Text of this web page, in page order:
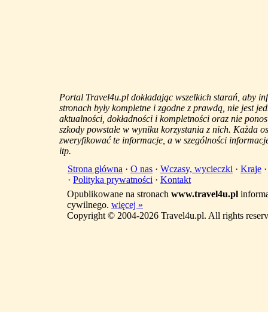
Portal Travel4u.pl dokładając wszelkich starań, aby
stronach były kompletne i zgodne z prawdą, nie jest
aktualności, dokładności i kompletności oraz nie
szkody powstałe w wyniku korzystania z nich. Każda
zweryfikować te informacje, a w szególności
itp.
Strona główna · O nas · Wczasy, wycieczki · Kraje
· Polityka prywatności · Kontakt
Opublikowane na stronach www.travel4u.pl
cywilnego. więcej »
Copyright © 2004-2026 Travel4u.pl. All rights